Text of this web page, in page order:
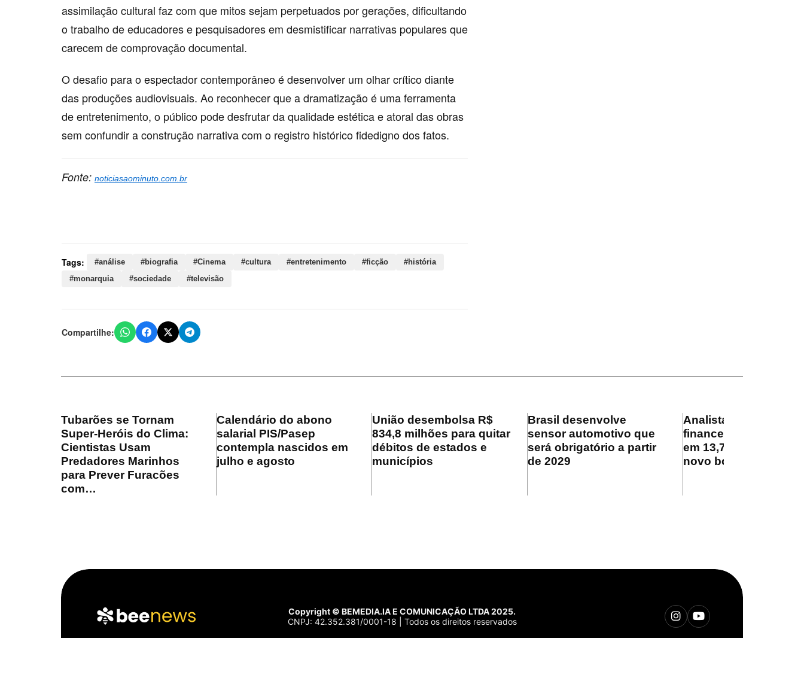
assimilação cultural faz com que mitos sejam perpetuados por gerações, dificultando
o trabalho de educadores e pesquisadores em desmistificar narrativas populares que
carecem de comprovação documental.
O desafio para o espectador contemporâneo é desenvolver um olhar crítico diante
das produções audiovisuais. Ao reconhecer que a dramatização é uma ferramenta
de entretenimento, o público pode desfrutar da qualidade estética e atoral das obras
sem confundir a construção narrativa com o registro histórico fidedigno dos fatos.
Fonte: noticiasaominuto.com.br
Tags: #análise #biografia #Cinema #cultura #entretenimento #ficção
#história
#monarquia
#sociedade #televisão
Compartilhe:
Tubarões se Tornam
Super-Heróis do Clima:
Cientistas Usam
Predadores Marinhos
para Prever Furacões
com…
Calendário do abono
salarial PIS/Pasep
contempla nascidos em
julho e agosto
União desembolsa R$
834,8 milhões para quitar
débitos de estados e
municípios
Brasil desenvolve
sensor automotivo que
será obrigatório a partir
de 2029
Analistas do mercado
financeiro projetam
em 13,75% ao ano no
novo boletim Focus
Copyright © BEMEDIA.IA E COMUNICAÇÃO LTDA 2025.
CNPJ: 42.352.381/0001-18 | Todos os direitos reservados